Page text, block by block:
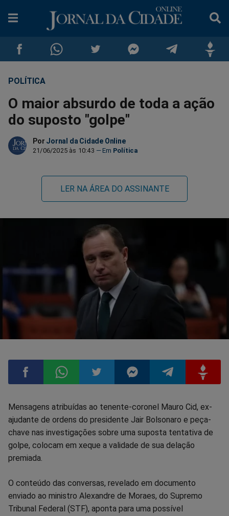
Compartilhar
no
Facebook
Compartilhar
no
Whatsapp
no
Twitter
no
Messenger
no
no
POLÍTICA
O maior absurdo de toda a ação
do suposto "golpe"
Por Jornal da Cidade Online
21/06/2025 às 10:43 Política
LER NA ÁREA DO ASSINANTE
Compartilhar
no
Facebook
Compartilhar
no
Compartilhar
no
Compartilhar
no
Compartilhar
no
no
Mensagens atribuídas ao tenente-coronel Mauro Cid, ex-
ajudante de ordens do presidente Jair Bolsonaro e peça-
chave nas investigações sobre uma suposta tentativa de
golpe, colocam em xeque a validade de sua delação
premiada.
O conteúdo das conversas, revelado em documento
enviado ao ministro Alexandre de Moraes, do Supremo
Tribunal Federal (STF), aponta para uma possível